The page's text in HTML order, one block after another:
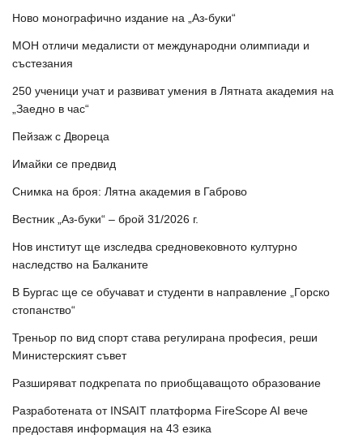
Ново монографично издание на „Аз-буки“
МОН отличи медалисти от международни олимпиади и
състезания
250 ученици учат и развиват умения в Лятната академия на
„Заедно в час“
Пейзаж с Двореца
Имайки се предвид
Снимка на броя: Лятна академия в Габрово
Вестник „Аз-буки“ – брой 31/2026 г.
Нов институт ще изследва средновековното културно
наследство на Балканите
В Бургас ще се обучават и студенти в направление „Горско
стопанство“
Треньор по вид спорт става регулирана професия, реши
Министерският съвет
Разширяват подкрепата по приобщаващото образование
Разработената от INSAIT платформа FireScope AI вече
предоставя информация на 43 езика